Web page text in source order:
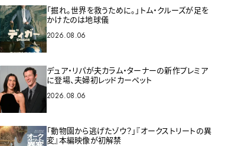
「掘れ。世界を救うために。」トム・クルーズが足を
かけたのは地球儀
2026.08.06
デュア・リパが夫カラム・ターナーの新作プレミア
に登場、夫婦初レッドカーペット
2026.08.06
「動物園から逃げたゾウ？」『オークストリートの異
変』本編映像が初解禁